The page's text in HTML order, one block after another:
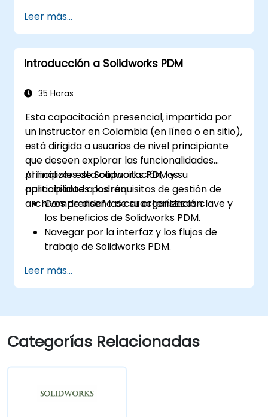
superficies.
Aplicar tablas de diseño, ecuaciones y
controles paramétricos.
Realizar simulaciones y estudios de
Leer más...
Introducción a Solidworks PDM
35 Horas
Esta capacitación presencial, impartida por
un instructor en Colombia (en línea o en sitio),
está dirigida a usuarios de nivel principiante
que deseen explorar las funcionalidades
principales de Solidworks PDM y su
aplicabilidad a los requisitos de gestión de
archivos de diseño de su organización.
Al finalizar esta capacitación, los
participantes podrán:
Comprender las características clave y
los beneficios de Solidworks PDM.
Navegar por la interfaz y los flujos de
trabajo de Solidworks PDM.
como el check-in/check-out de archivos,
el control de versiones y la búsqueda.
incluyendo la configuración del almacén,
los permisos de usuario y la
personalización de flujos de trabajo.
empresa.
Leer más...
Categorías Relacionadas